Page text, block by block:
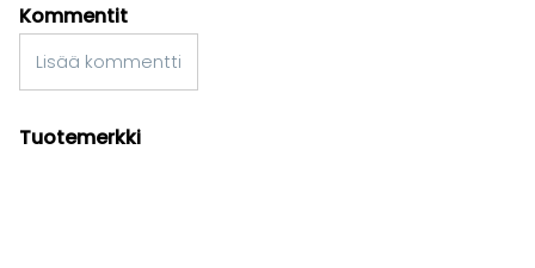
Kommentit
Lisää kommentti
Tuotemerkki